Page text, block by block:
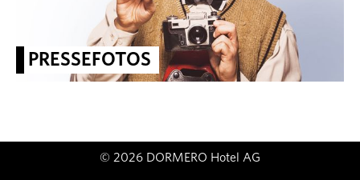
PRESSEFOTOS
© 2026 DORMERO Hotel AG